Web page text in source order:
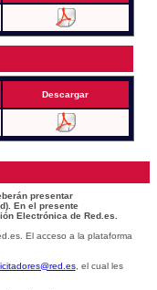
Descargar
presentar
En el presente
Electrónica de Red.es.
El acceso a la plataforma
, el cual les